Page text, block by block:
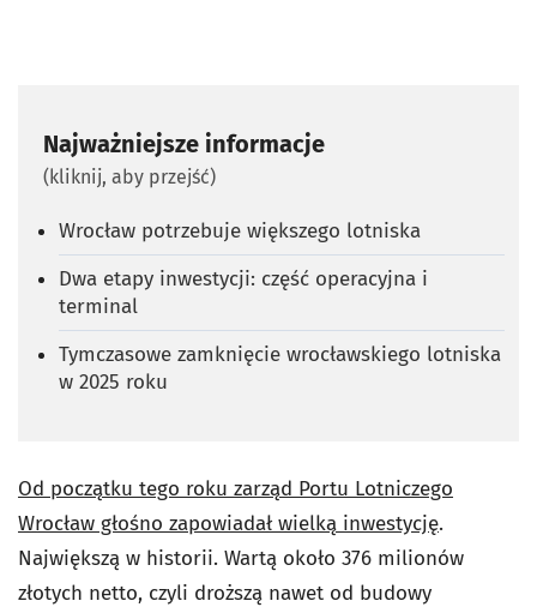
Najważniejsze informacje
(kliknij, aby przejść)
Wrocław potrzebuje większego lotniska
Dwa etapy inwestycji: część operacyjna i
terminal
Tymczasowe zamknięcie wrocławskiego lotniska
w 2025 roku
Od początku tego roku zarząd Portu Lotniczego
Wrocław głośno zapowiadał wielką inwestycję.
Największą w historii. Wartą około 376 milionów
złotych netto, czyli droższą nawet od budowy